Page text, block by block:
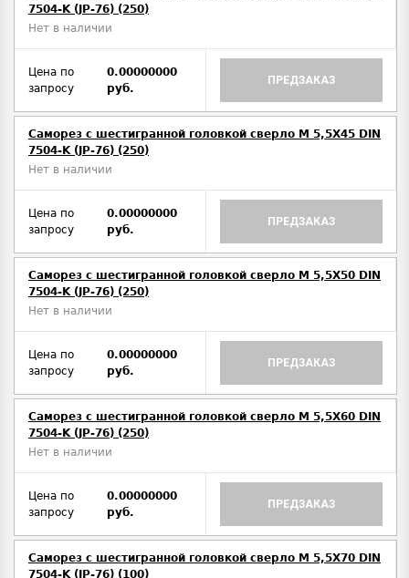
7504-K (JP-76) (250)
Нет в наличии
Цена по
запросу
0.00000000
руб.
ПРЕДЗАКАЗ
Саморез с шестигранной головкой сверло М 5,5Х45 DIN
7504-K (JP-76) (250)
Нет в наличии
Цена по
запросу
0.00000000
руб.
ПРЕДЗАКАЗ
Саморез с шестигранной головкой сверло М 5,5Х50 DIN
7504-K (JP-76) (250)
Нет в наличии
Цена по
запросу
0.00000000
руб.
ПРЕДЗАКАЗ
Саморез с шестигранной головкой сверло М 5,5Х60 DIN
7504-K (JP-76) (250)
Нет в наличии
Цена по
запросу
0.00000000
руб.
ПРЕДЗАКАЗ
Саморез с шестигранной головкой сверло М 5,5Х70 DIN
7504-K (JP-76) (100)